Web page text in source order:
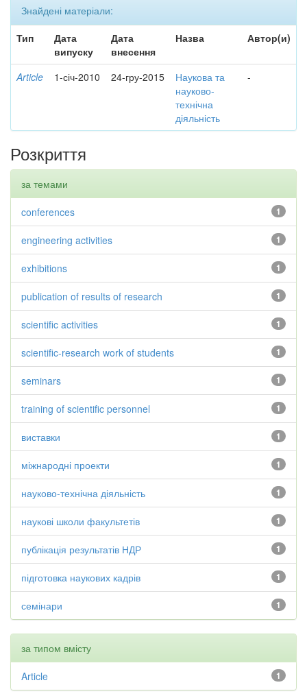
Знайдені матеріали:
Тип
Дата
випуску
Дата
внесення
Назва Автор(и)
Article 1-січ-2010 24-гру-2015
Наукова та
науково-
технічна
діяльність
-
Розкриття
за темами
1
conferences
1
engineering activities
1
exhibitions
1
publication of results of research
1
scientific activities
1
scientific-research work of students
1
seminars
1
training of scientific personnel
1
виставки
1
міжнародні проекти
1
науково-технічна діяльність
1
наукові школи факультетів
1
публікація результатів НДР
1
підготовка наукових кадрів
1
семінари
за типом вмісту
1
Article